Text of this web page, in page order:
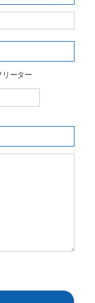
リーター